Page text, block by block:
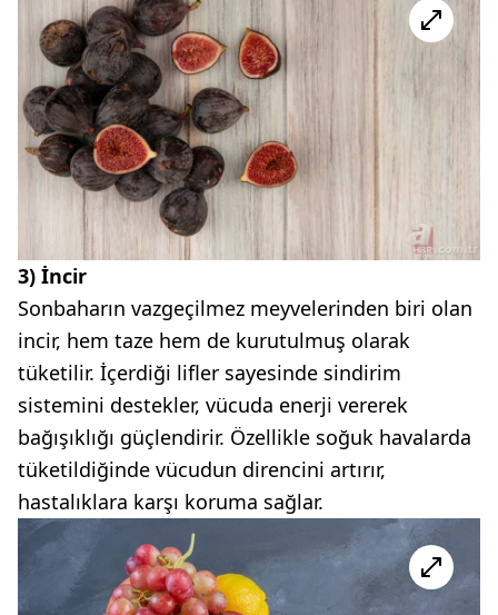
3) İncir
Sonbaharın vazgeçilmez meyvelerinden biri olan
incir, hem taze hem de kurutulmuş olarak
tüketilir. İçerdiği lifler sayesinde sindirim
sistemini destekler, vücuda enerji vererek
bağışıklığı güçlendirir. Özellikle soğuk havalarda
tüketildiğinde vücudun direncini artırır,
hastalıklara karşı koruma sağlar.